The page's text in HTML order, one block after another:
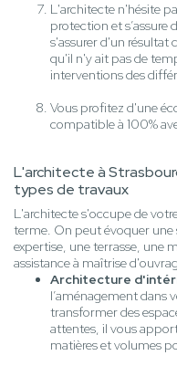
L'architecte n'hésite
protection et
s'assurer d'un résultat
qu'il n'y ait pas de
interventions des
Vous profitez d'une
compatible à 100%
L'architecte à
types de travaux
L'architecte s'occupe de
terme. On peut évoquer une
expertise, une terrasse, une
assistance à maîtrise
Architecture
l’aménagement dans
transformer des
attentes, il vous
matières et volumes